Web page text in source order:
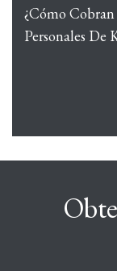
¿Cómo
Personales De